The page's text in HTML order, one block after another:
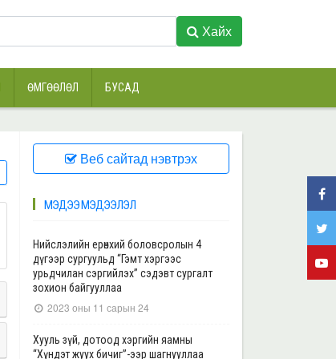
Хайх
ӨМГӨӨЛӨЛ БУСАД
Веб сайтад нэвтрэх
МЭДЭЭ МЭДЭЭЛЭЛ
Нийслэлийн ерөнхий боловсролын 4
дүгээр сургуульд “Гэмт хэргээс
урьдчилан сэргийлэх” сэдэвт сургалт
зохион байгууллаа
2023 оны 11 сарын 24
Хууль зүй, дотоод хэргийн яамны
“Хүндэт жуух бичиг”-ээр шагнууллаа